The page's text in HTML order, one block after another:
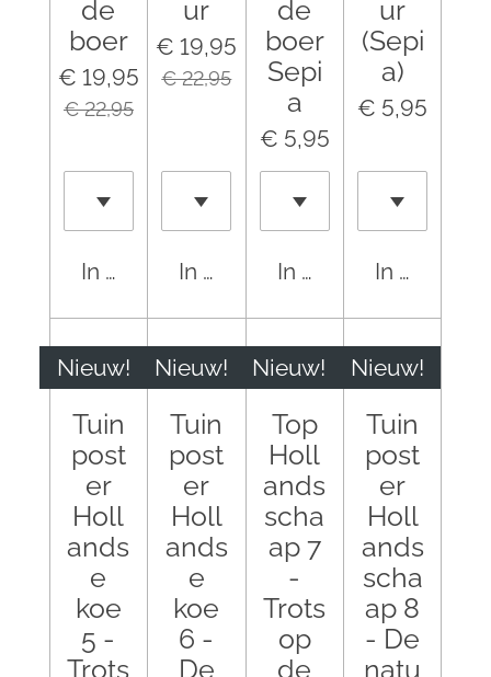
de
boer
€ 19,95
€ 22,95
In winkelwagen
ur
€ 19,95
€ 22,95
In winkelwagen
de
boer
Sepi
a
€ 5,95
In winkelwagen
ur
(Sepi
a)
€ 5,95
In
Nieuw!
Tuin
post
er
Holl
ands
e
koe
5 -
Trots
Nieuw!
Tuin
post
er
Holl
ands
e
koe
6 -
De
Nieuw!
Top
Holl
ands
scha
ap 7
-
Trots
op
de
Nieuw!
Tuin
post
er
Holl
ands
scha
ap 8
- De
natu